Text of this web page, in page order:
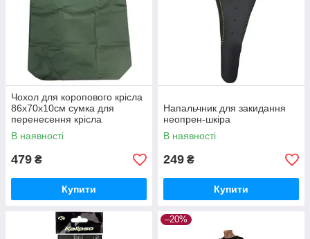
Чохол для коропового крісла
86х70х10см сумка для
перенесення крісла
В наявності
479 ₴
Купити
Напальчник для закидання
неопрен-шкіра
В наявності
249 ₴
Купити
–20%